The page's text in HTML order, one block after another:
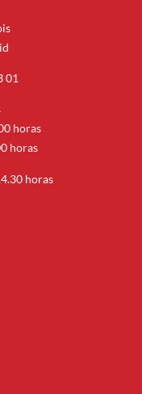
01
horas
horas
horas